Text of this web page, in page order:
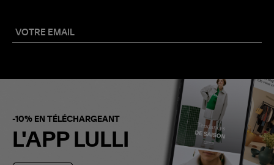
-10% EN TÉLÉCHARGEANT
L'APP LULLI